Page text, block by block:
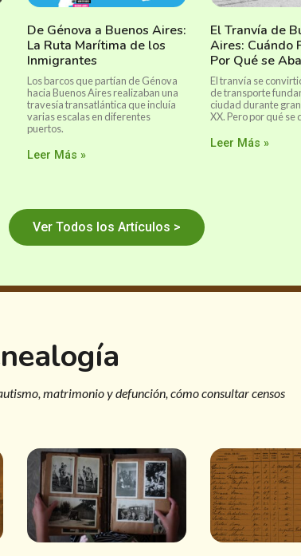
De Génova a Buenos Aires:
La Ruta Marítima de los
Inmigrantes
Los barcos que partían de Génova
hacia Buenos Aires realizaban una
travesía transatlántica que incluía
varias escalas en diferentes
puertos.
Leer Más »
El Tranvía de
Aires: Cuándo
Por Qué se
El tranvía se
de transporte
ciudad durante
XX. Pero por qué se
Leer Más »
Ver Todos los Artículos >
matrimonio y defunción, cómo consultar censos